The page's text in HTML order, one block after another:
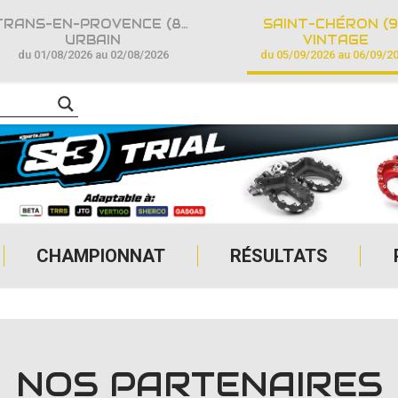
CHAMPIONNAT RÉSULTATS
TRANS-EN-PROVENCE (83)
URBAIN
du 01/08/2026 au 02/08/2026
SAINT-CHÉRON
VINTAGE
du 05/09/2026 au 06/09/
NOS PARTENAIRES